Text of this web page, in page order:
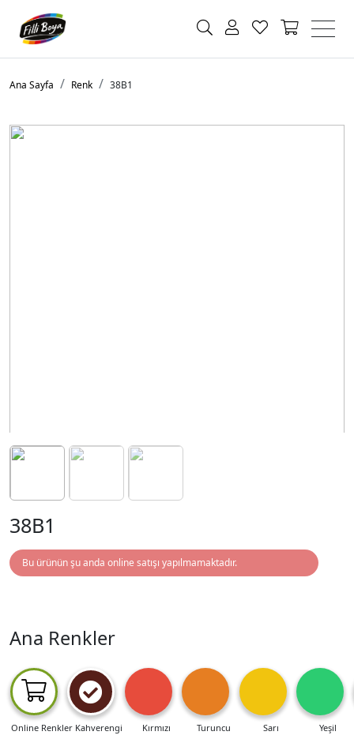
Ana Sayfa Renk 38B1
38B1
Bu ürünün şu anda online satışı yapılmamaktadır.
Ana Renkler
Online Renkler Kahverengi Kırmızı Turuncu Sarı Yeşil